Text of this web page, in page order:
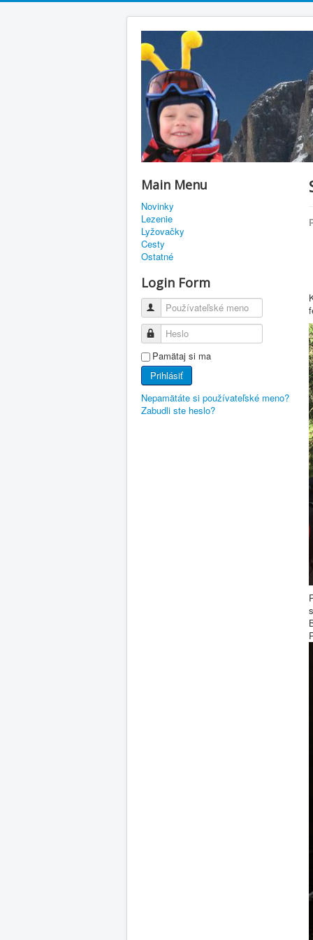
Main Menu
Novinky
Lezenie
Lyžovačky
Cesty
Ostatné
Login Form
Používateľské meno
Heslo
Pamätaj si ma
Prihlásiť
Nepamätáte si používateľské meno?
Zabudli ste heslo?